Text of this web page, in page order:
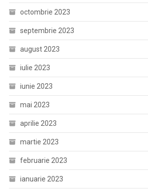
octombrie 2023
septembrie 2023
august 2023
iulie 2023
iunie 2023
mai 2023
aprilie 2023
martie 2023
februarie 2023
ianuarie 2023